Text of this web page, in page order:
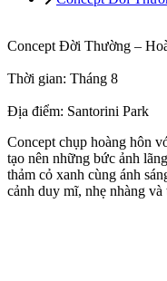
Concept Đời Thường –
Thời gian: Tháng 8
Địa điểm: Santorini Park
Concept chụp hoàng hôn
tạo nên những bức ảnh
thảm cỏ xanh cùng ánh
cảnh duy mĩ, nhẹ nhàng và